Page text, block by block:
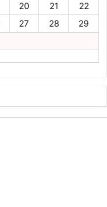
20 21
22
27 28
29